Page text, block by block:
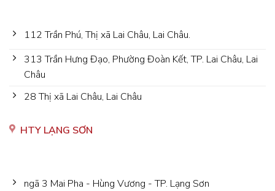
112 Trần Phú, Thị xã Lai Châu, Lai Châu.
313 Trần Hưng Đạo, Phường Đoàn Kết, TP. Lai Châu, Lai
Châu
28 Thị xã Lai Châu, Lai Châu
HTY LẠNG SƠN
ngã 3 Mai Pha - Hùng Vương - TP. Lạng Sơn